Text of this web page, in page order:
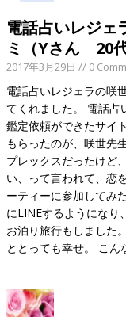
電話占いレジ
ミ（Yさん 20
2017年3月29日 // 0
電話占いレジェラの咲
てくれました。 電話占
鑑定依頼ができたサイ
もらったのが、咲世先
プレックスだったけど
い、って言われて、恋
ーティーに参加してみ
にLINEするようになり
お泊り旅行もしました
ととっても幸せ。 こ